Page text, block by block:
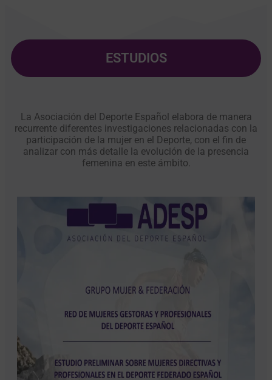
ESTUDIOS
La Asociación del Deporte Español elabora de manera
recurrente diferentes investigaciones relacionadas con la
participación de la mujer en el Deporte, con el fin de
analizar con más detalle la evolución de la presencia
femenina en este ámbito.